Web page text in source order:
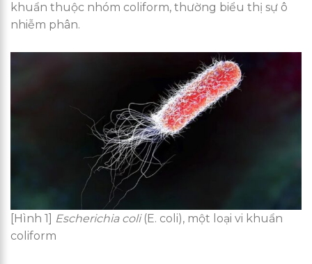
khuẩn thuộc nhóm coliform, thường biểu thị sự ô
nhiễm phân.
[Hình 1] Escherichia coli(E. coli), một loại vi khuẩn
coliform